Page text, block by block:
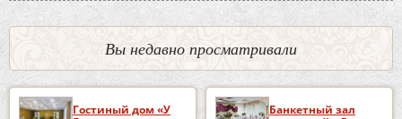
Вы недавно просматривали
Гостиный дом «У
Банкетный зал